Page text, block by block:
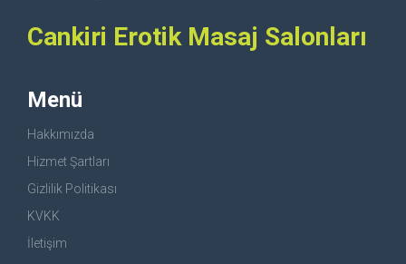
Cankiri Erotik Masaj Salonları
Menü
Hakkımızda
Hizmet Şartları
Gizlilik Politikası
KVKK
İletişim